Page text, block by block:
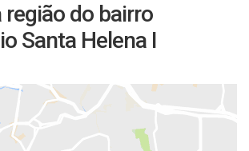
região do bairro
Santa Helena I